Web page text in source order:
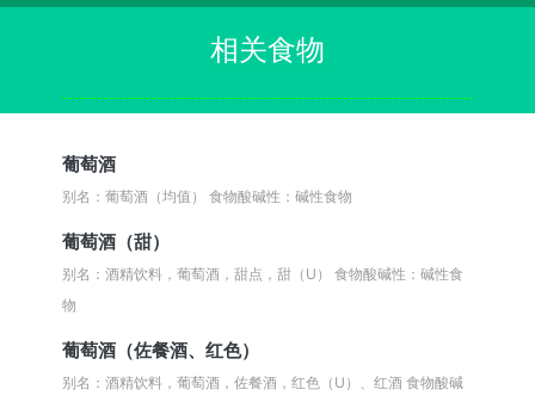
相关食物
葡萄酒
别名：葡萄酒（均值）食物酸碱性：碱性食物
葡萄酒（甜）
别名：酒精饮料，葡萄酒，甜点，甜（U）食物酸碱性：碱性食
物
葡萄酒（佐餐酒、红色）
别名：酒精饮料，葡萄酒，佐餐酒，红色（U）、红酒食物酸碱